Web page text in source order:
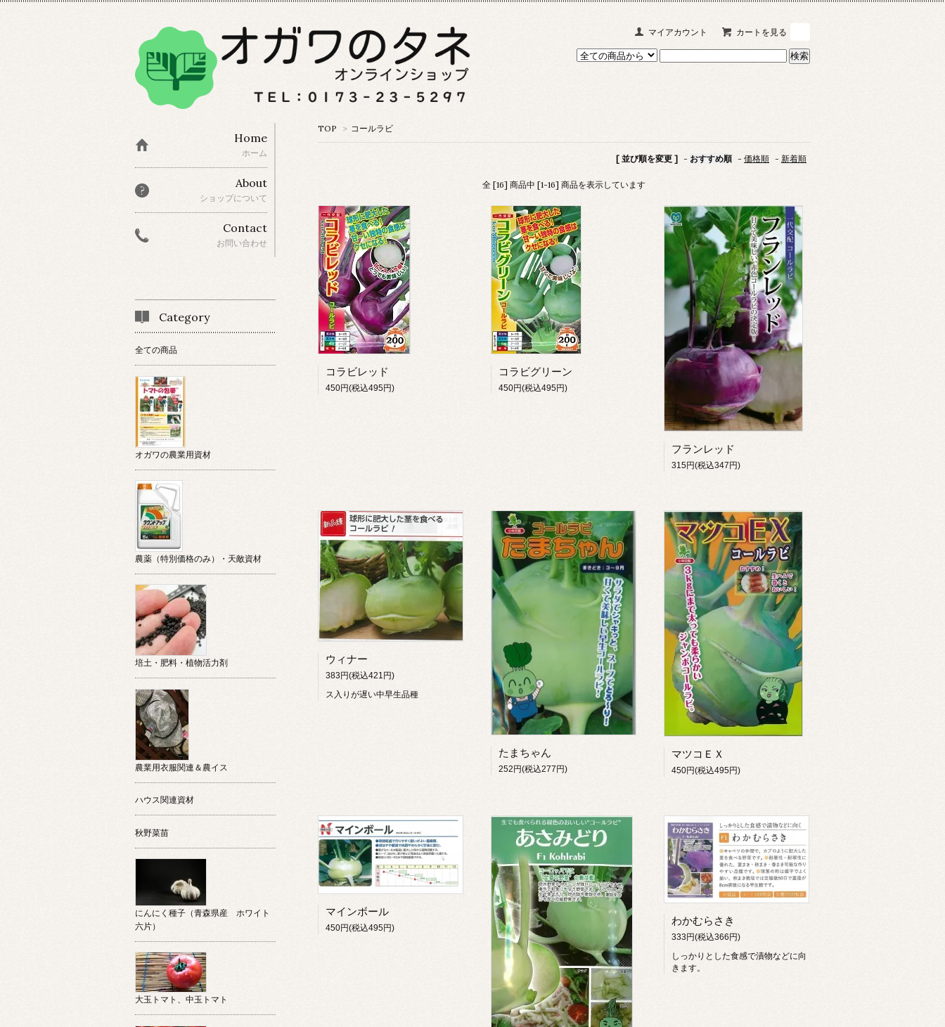
マイアカウント カートを見る
TOP > コールラビ
[ 並び順を変更 ] - おすすめ順 - 価格順 - 新着順
全 [16] 商品中 [1-16] 商品を表示しています
コラビレッド
450円(税込495円)
コラビグリーン
450円(税込495円)
フランレッド
315円(税込347円)
ウィナー
383円(税込421円)
ス入りが遅い中早生品種
たまちゃん
252円(税込277円)
マツコＥＸ
450円(税込495円)
マインボール
450円(税込495円)
わかむらさき
333円(税込366円)
しっかりとした食感で漬物などに向
きます。
Home
ホーム
About
ショップについて
Contact
お問い合わせ
Category
全ての商品
オガワの農業用資材
農薬（特別価格のみ）・天敵資材
培土・肥料・植物活力剤
農業用衣服関連＆農イス
ハウス関連資材
秋野菜苗
にんにく種子（青森県産 ホワイト
六片）
大玉トマト、中玉トマト